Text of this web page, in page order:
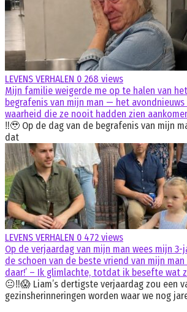
LEVENS VERHALEN 0 268 views
Mijn familie weigerde me op te halen van
begrafenis van mijn man — het
waarheid die ze nooit hadden zien
‼️🥹 Op de dag van de begrafenis van mijn
dat
LEVENS VERHALEN 0 472 views
Op de verjaardag van mijn man wees mijn
de schoen van de beste vriend van mijn man
daar!’ – Ik glimlachte, totdat ik besefte wat
😐‼️😱 Liam’s dertigste verjaardag zou een
gezinsherinneringen worden waar we nog